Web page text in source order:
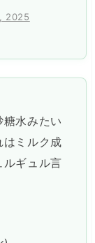
2025
水みたい
はミルク成
ギュル言